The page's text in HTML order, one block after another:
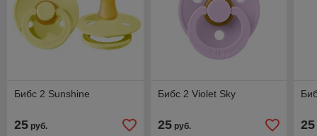
Бибс 2 Sunshine
25 руб.
Бибс 2 Violet Sky
25руб. 25